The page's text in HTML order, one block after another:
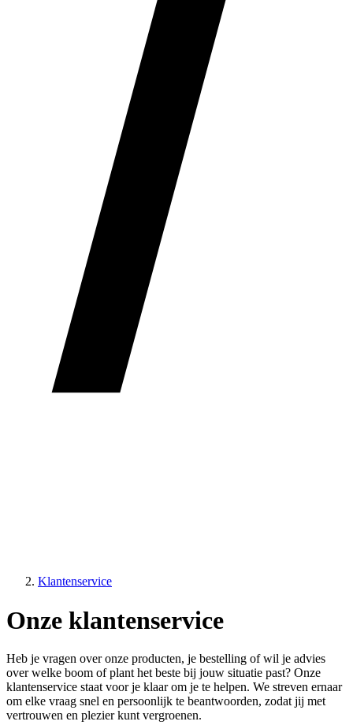
Klantenservice
Onze klantenservice
Heb je vragen over onze producten, je bestelling of wil je advies
over welke boom of plant het beste bij jouw situatie past? Onze
klantenservice staat voor je klaar om je te helpen. We streven ernaar
om elke vraag snel en persoonlijk te beantwoorden, zodat jij met
vertrouwen en plezier kunt vergroenen.